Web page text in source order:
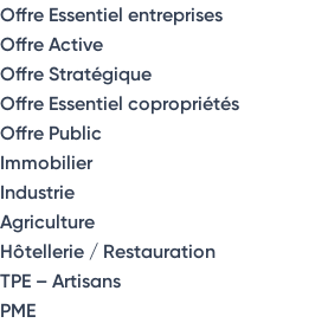
Offre Essentiel entreprises
Offre Active
Offre Stratégique
Offre Essentiel copropriétés
Offre Public
Immobilier
Industrie
Agriculture
Hôtellerie / Restauration
TPE – Artisans
PME